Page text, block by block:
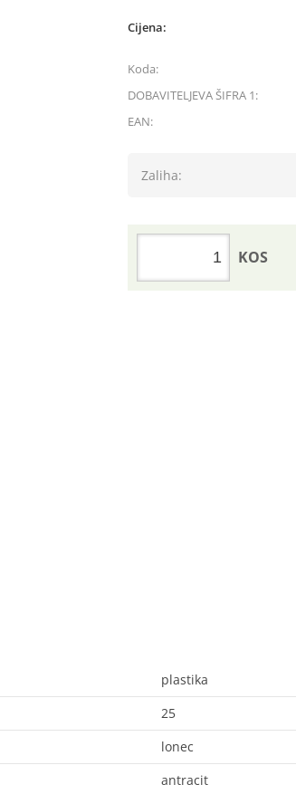
Cijena:
Koda:
DOBAVITELJEVA ŠIFRA 1:
EAN:
Zaliha:
KOS
plastika
25
lonec
antracit